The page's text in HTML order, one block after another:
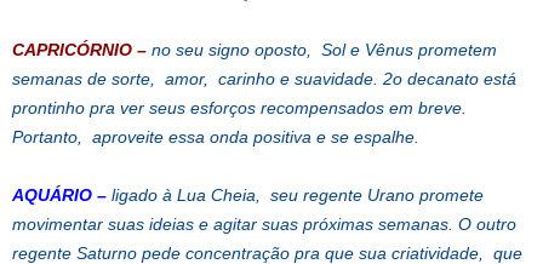
CAPRICÓRNIO – no seu signo oposto, Sol e Vênus prometem
semanas de sorte, amor, carinho e suavidade. 2o decanato está
prontinho pra ver seus esforços recompensados em breve.
Portanto, aproveite essa onda positiva e se espalhe.
AQUÁRIO – ligado à Lua Cheia, seu regente Urano promete
movimentar suas ideias e agitar suas próximas semanas. O outro
regente Saturno pede concentração pra que sua criatividade, que